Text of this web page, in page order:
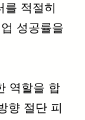
를 적절히
성공률을
역할을 합
향 절단 피